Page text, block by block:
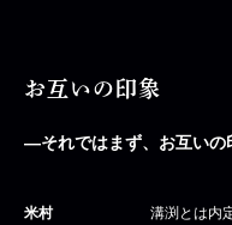
お互いの印象
―それではまず、お互いの
米村 溝渕とは内